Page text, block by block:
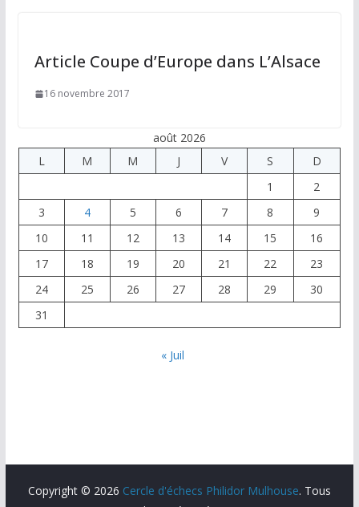
Article Coupe d’Europe dans L’Alsace
16 novembre 2017
août 2026
L
M M J V S
D
1
2
3
4 5 6 7 8
9
10
11 12 13 14 15
16
17
18 19 20 21 22
23
24
25 26 27 28 29
30
31
« Juil
Copyright © 2026 Cercle d'échecs Philidor Mulhouse. Tous